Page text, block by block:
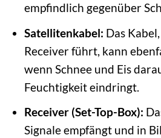
empfindlich gegenüber
Satellitenkabel: Das
Receiver führt, kann
wenn Schnee und Eis
Feuchtigkeit eindringt.
Receiver (Set-Top-Box):
Signale empfängt und in